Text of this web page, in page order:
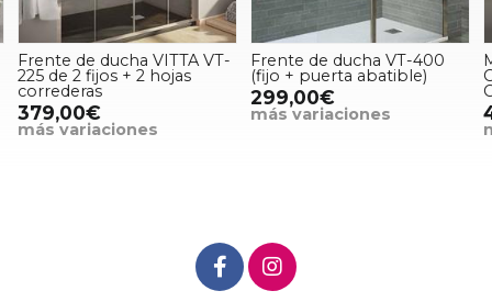
Frente de ducha VITTA VT-
225 de 2 fijos + 2 hojas
correderas
379,00€
más variaciones
Frente de ducha VT-400
(fijo + puerta abatible)
299,00€
más variaciones